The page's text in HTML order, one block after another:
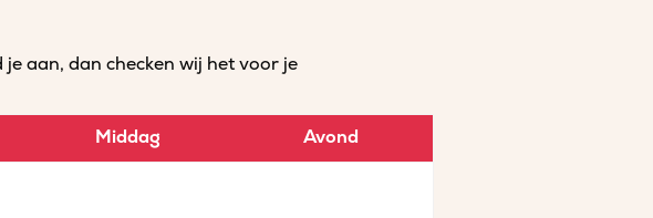
aan, dan checken wij het voor je
Middag Avond